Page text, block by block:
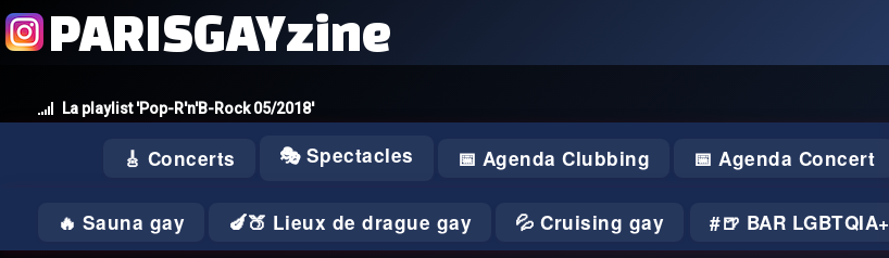
La playlist 'Pop-R'n'B-Rock 05/2018'
PARISGAYzine
🎸 Concerts 🎭 Spectacles 📅 Agenda Clubbing 📅 Agenda Concert
🔥 Sauna gay 🍆🍑 Lieux de drague gay 💦 Cruising gay 🍺 BAR LGBTQIA+